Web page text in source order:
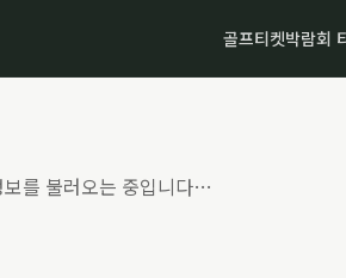
골프티켓박람회
보를 불러오는 중입니다…